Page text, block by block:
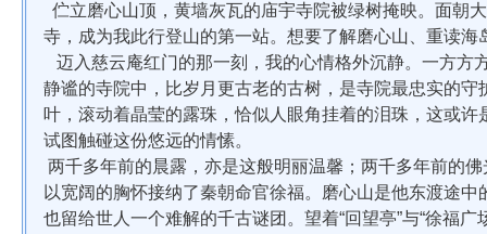
伫立磨心山顶，黄墙灰瓦的庙宇寺院被绿树掩映。面朝
寺，成为我此行登山的第一站。想要了解磨心山、重读海
迈入慈云庵红门的那一刻，我的心情格外沉静。一方方
静谧的寺院中，比岁月更古老的古树，是寺院最忠实的
叶，滚动着晶莹的露珠，恰似人眼角挂着的泪珠，这或
试图触碰这份悠远的情愫。
两千多年前的晨露，亦是这般明丽温馨；两千多年前的
以宽阔的胸怀接纳了秦朝命官徐福。磨心山是他东渡途
也留给世人一个难解的千古谜团。望着“回望亭”与“徐福广